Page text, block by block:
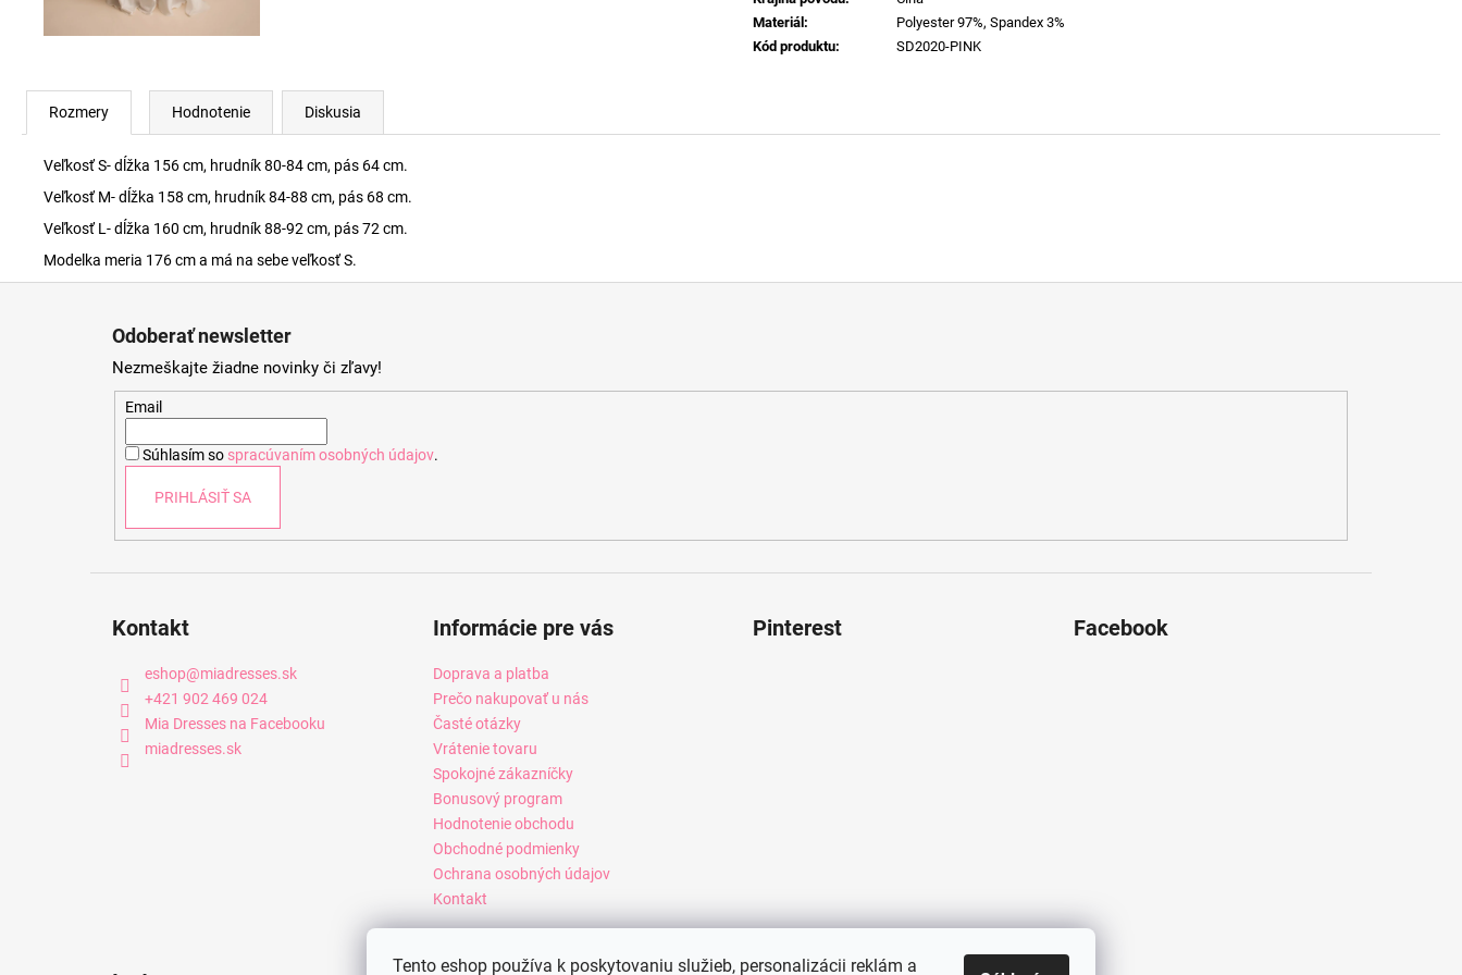
Tento eshop používa k poskytovaniu služieb, personalizácii reklám a
Materiál:
Polyester 97%, Spandex 3%
Kód produktu: SD2020-PINK
Rozmery Hodnotenie Diskusia
Veľkosť S- dĺžka 156 cm, hrudník 80-84 cm, pás 64 cm.
Veľkosť M- dĺžka 158 cm, hrudník 84-88 cm, pás 68 cm.
Veľkosť L- dĺžka 160 cm, hrudník 88-92 cm, pás 72 cm.
Modelka meria 176 cm a má na sebe veľkosť S.
Odoberať newsletter
Nezmeškajte žiadne novinky či zľavy!
Email
Súhlasím so spracúvaním osobných údajov.
PRIHLÁSIŤ SA
Kontakt
eshop@miadresses.sk
+421 902 469 024
Mia Dresses na Facebooku
miadresses.sk
Informácie pre vás
Doprava a platba
Prečo nakupovať u nás
Časté otázky
Vrátenie tovaru
Spokojné zákazníčky
Bonusový program
Hodnotenie obchodu
Obchodné podmienky
Ochrana osobných údajov
Kontakt
Pinterest Facebook